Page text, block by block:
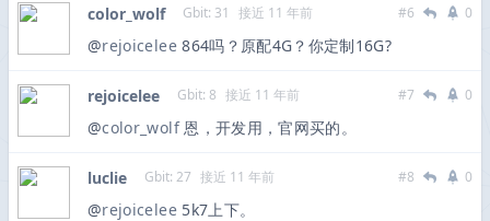
color_wolf Gbit: 31 接近 11 年前 #6 0
@rejoicelee864吗？原配4G？你定制16G?
rejoicelee Gbit: 8 接近 11 年前 #7 0
@color_wolf恩，开发用，官网买的。
luclie Gbit: 27 接近 11 年前 #8 0
@rejoicelee5k7上下。